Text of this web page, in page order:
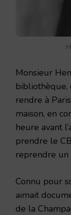
Monsieur
bibliothèque,
rendre à
maison, en
heure avant
prendre le
reprendre un
Connu pour
aimait
de la